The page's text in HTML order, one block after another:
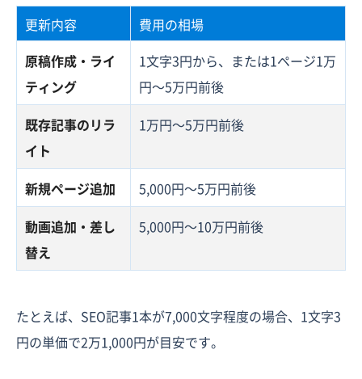
更新内容
費用の相場
原稿作成・ライ
ティング
1文字3円から、または1ページ1万
円〜5万円前後
既存記事のリラ
イト
1万円〜5万円前後
新規ページ追加
5,000円〜5万円前後
動画追加・差し
替え
5,000円〜10万円前後
たとえば、SEO記事1本が7,000文字程度の場合、1文字3
円の単価で2万1,000円が目安です。